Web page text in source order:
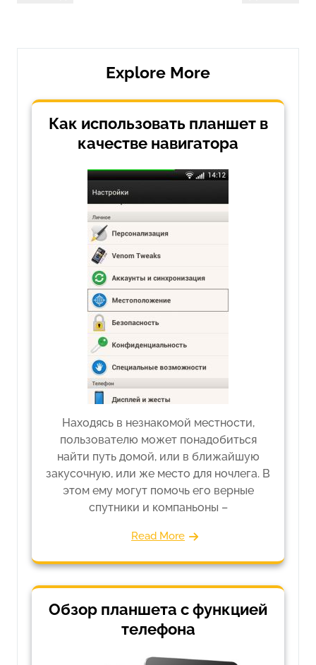
Explore More
Как использовать планшет в
качестве навигатора
Находясь в незнакомой местности,
пользователю может понадобиться
найти путь домой, или в ближайшую
закусочную, или же место для ночлега. В
этом ему могут помочь его верные
спутники и компаньоны –
Read More
Обзор планшета с функцией
телефона